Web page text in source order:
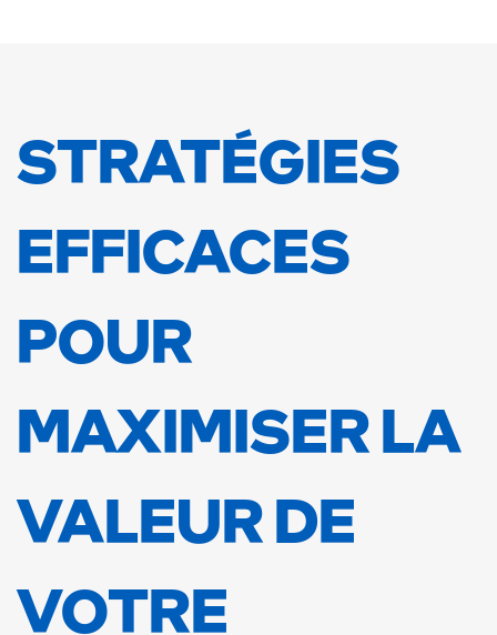
STRATÉGIES
EFFICACES
POUR
MAXIMISER LA
VALEUR DE
VOTRE